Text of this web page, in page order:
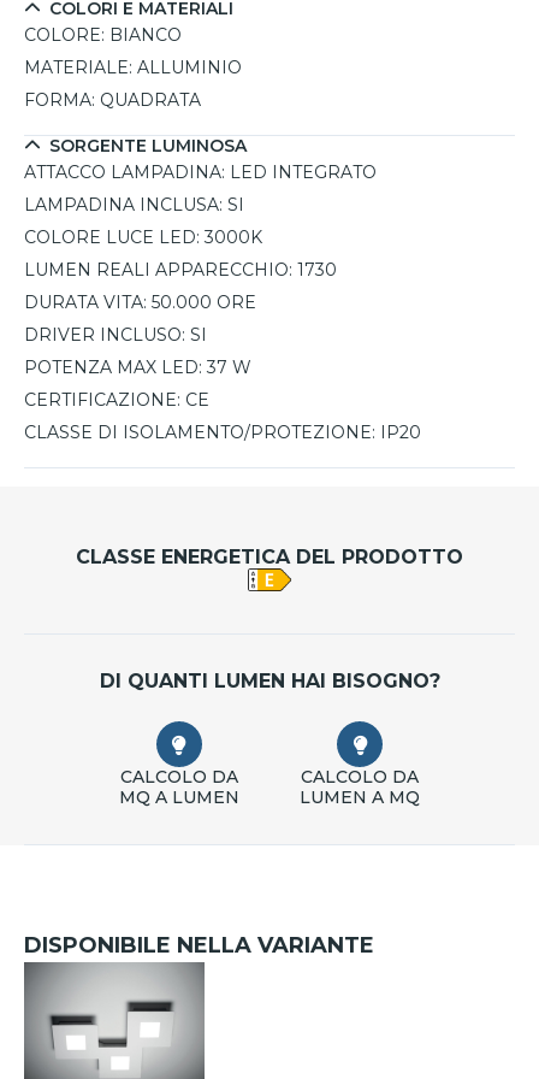
COLORI E MATERIALI
COLORE: BIANCO
MATERIALE: ALLUMINIO
FORMA: QUADRATA
SORGENTE LUMINOSA
ATTACCO LAMPADINA: LED INTEGRATO
LAMPADINA INCLUSA: SI
COLORE LUCE LED: 3000K
LUMEN REALI APPARECCHIO: 1730
DURATA VITA: 50.000 ORE
DRIVER INCLUSO: SI
POTENZA MAX LED: 37 W
CERTIFICAZIONE: CE
CLASSE DI ISOLAMENTO/PROTEZIONE:
IP20
CLASSE ENERGETICA DEL PRODOTTO
DI QUANTI LUMEN HAI BISOGNO?
CALCOLO DA
MQ A LUMEN
CALCOLO DA
LUMEN A MQ
DISPONIBILE NELLA VARIANTE